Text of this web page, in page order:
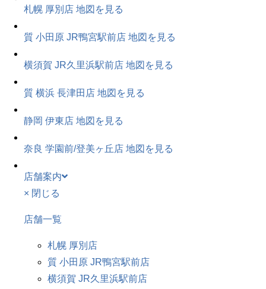
札幌 厚別店 地図を見る
質 小田原 JR鴨宮駅前店 地図を見る
横須賀 JR久里浜駅前店 地図を見る
質 横浜 長津田店 地図を見る
静岡 伊東店 地図を見る
奈良 学園前/登美ヶ丘店 地図を見る
店舗案内
× 閉じる
店舗一覧
札幌 厚別店
質 小田原 JR鴨宮駅前店
横須賀 JR久里浜駅前店